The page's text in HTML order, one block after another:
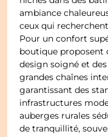
ambiance
ceux qui
Pour un confort
boutique proposent
design soigné et
grandes chaînes
garantissant des
infrastructures
auberges rurales
de tranquillité,